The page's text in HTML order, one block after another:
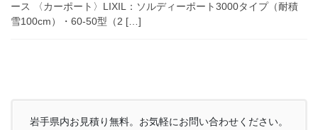
ース 〈カーポート〉LIXIL：ソルディーポート3000タイプ（耐積
雪100cm）・60-50型（2 […]
岩手県内お見積り無料。お気軽にお問い合わせください。